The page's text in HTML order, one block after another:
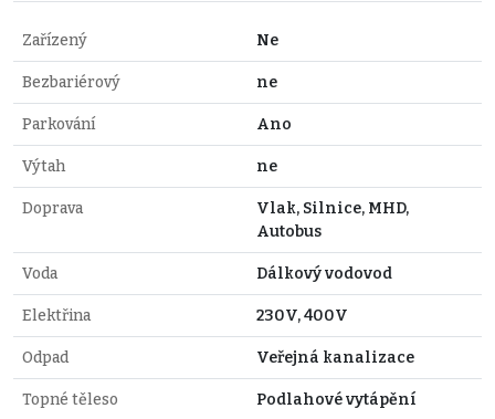
Zařízený Ne
Bezbariérový ne
Parkování Ano
Výtah ne
Doprava
Vlak, Silnice, MHD,
Autobus
Voda Dálkový vodovod
Elektřina 230V, 400V
Odpad Veřejná kanalizace
Topné těleso Podlahové vytápění